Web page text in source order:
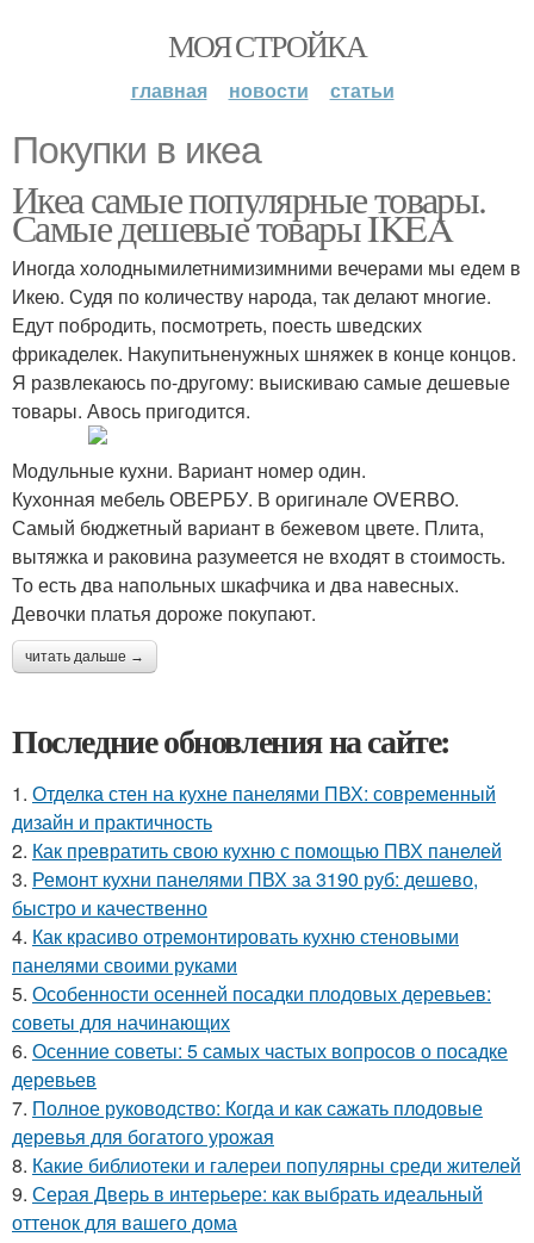
МОЯ СТРОЙКА
главная новости статьи
Покупки в икеа
Икеа самые популярные товары.
Самые дешевые товары IKEA
Иногда холоднымилетнимизимними вечерами мы едем в
Икею. Судя по количеству народа, так делают многие.
Едут побродить, посмотреть, поесть шведских
фрикаделек. Накупитьненужных шняжек в конце концов.
Я развлекаюсь по-другому: выискиваю самые дешевые
товары. Авось пригодится.
Модульные кухни. Вариант номер один.
Кухонная мебель ОВЕРБУ. В оригинале OVERBO.
Самый бюджетный вариант в бежевом цвете. Плита,
вытяжка и раковина разумеется не входят в стоимость.
То есть два напольных шкафчика и два навесных.
Девочки платья дороже покупают.
читать дальше →
Последние обновления на сайте:
1. Отделка стен на кухне панелями ПВХ: современный
дизайн и практичность
2. Как превратить свою кухню с помощью ПВХ панелей
3. Ремонт кухни панелями ПВХ за 3190 руб: дешево,
быстро и качественно
4. Как красиво отремонтировать кухню стеновыми
панелями своими руками
5. Особенности осенней посадки плодовых деревьев:
советы для начинающих
6. Осенние советы: 5 самых частых вопросов о посадке
деревьев
7. Полное руководство: Когда и как сажать плодовые
деревья для богатого урожая
8. Какие библиотеки и галереи популярны среди жителей
9. Серая Дверь в интерьере: как выбрать идеальный
оттенок для вашего дома